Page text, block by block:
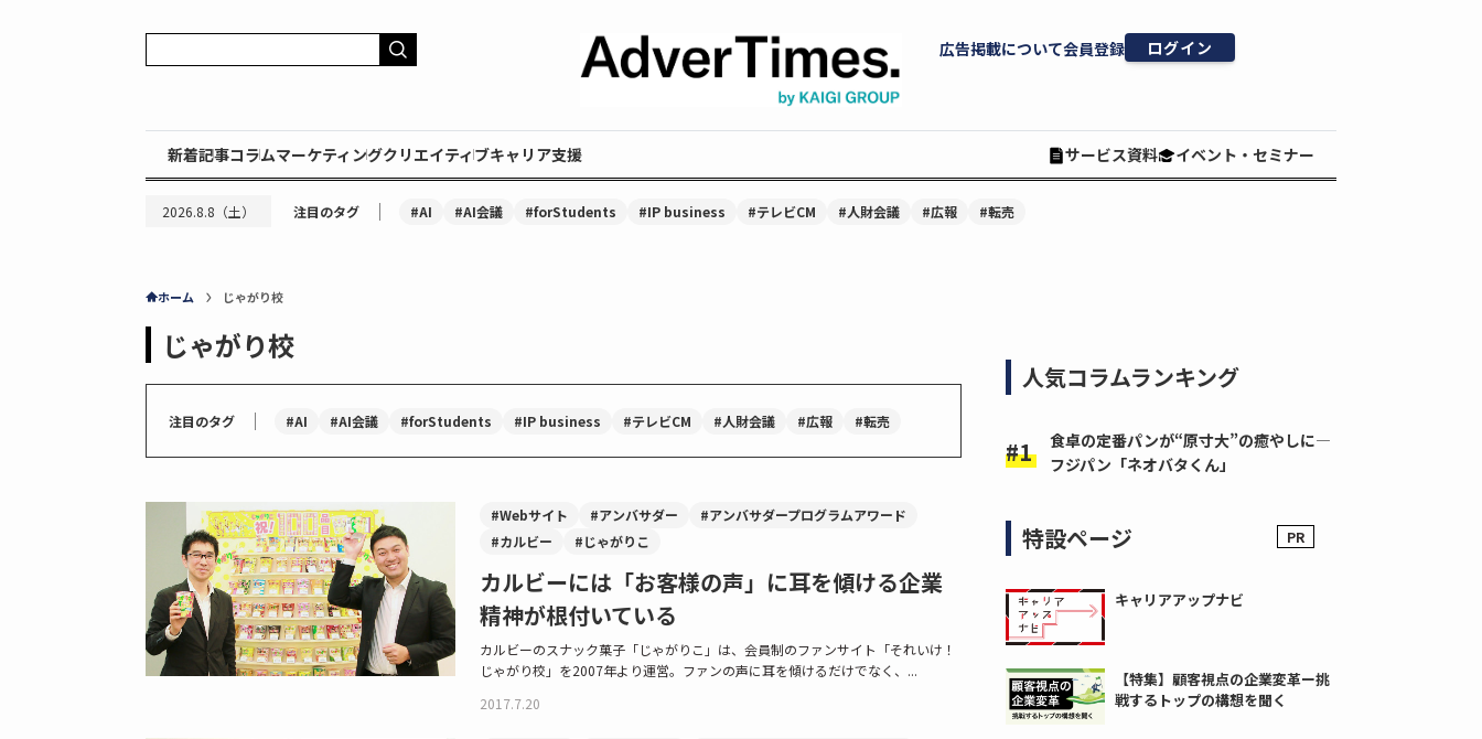
広告掲載について会員登録 ログイン
新着記事コラムマーケティングクリエイティブキャリア支援 サービス資料 イベント・セミナー
2026.8.8（土） 注目のタグ ｜ #AI #AI会議 #forStudents #IP business #テレビCM #人財会議 #広報 #転売
ホーム じゃがり校
じゃがり校
注目のタグ ｜ #AI #AI会議 #forStudents #IP business #テレビCM #人財会議 #広報 #転売
#Webサイト #アンバサダー
#アンバサダープログラムアワード
#カルビー
#じゃがりこ
カルビーには「お客様の声」に耳を傾ける企業
精神が根付いている
カルビーのスナック菓子「じゃがりこ」は、会員制のファンサイト「それいけ！
じゃがり校」を2007年より運営。ファンの声に耳を傾けるだけでなく、...
2017.7.20
人気コラムランキング
食卓の定番パンが“原寸大”の癒やしに―
フジパン「ネオバタくん」
特設ページ
キャリアアップナビ
【特集】顧客視点の企業変革ー挑
戦するトップの構想を聞く